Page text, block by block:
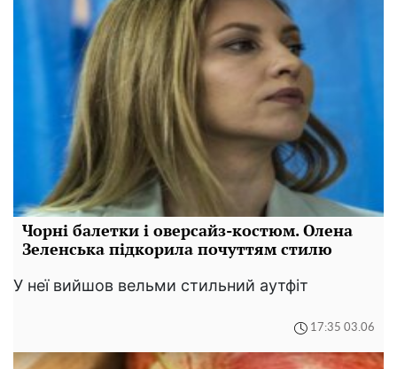
Чорні балетки і оверсайз-костюм. Олена
Зеленська підкорила почуттям стилю
У неї вийшов вельми стильний аутфіт
17:35 03.06